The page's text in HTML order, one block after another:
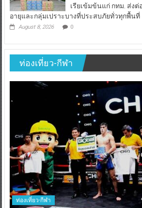
เรียเข้มข้นแก่ กทม. ส่ง
อายุและกลุ่มเปราะบางที่ประสบภัยทั่วทุกพื้นที่
August 8, 2026 0
ท่องเที่ยว-กีฬา
ท่องเที่ยว-กีฬา